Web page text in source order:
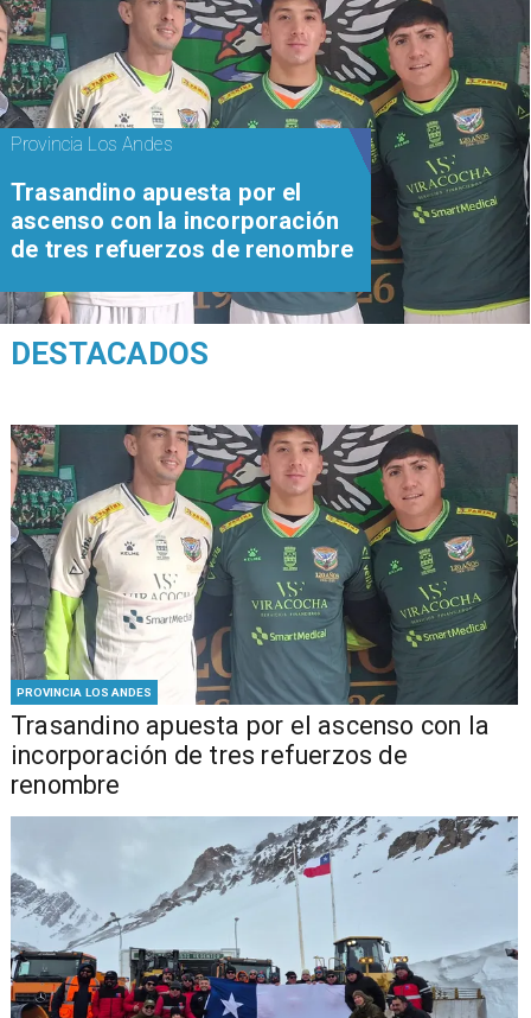
PROVINCIA LOS ANDES
Trasandino apuesta por el ascenso con la
incorporación de tres refuerzos de
renombre
Provincia Los Andes
Trasandino apuesta por el
ascenso con la incorporación
de tres refuerzos de renombre
DESTACADOS